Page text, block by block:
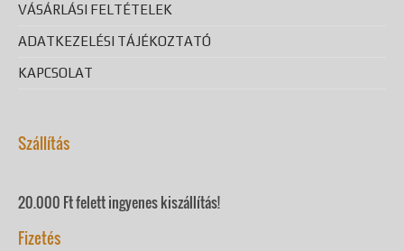
VÁSÁRLÁSI FELTÉTELEK
ADATKEZELÉSI TÁJÉKOZTATÓ
KAPCSOLAT
Szállítás
20.000 Ft felett ingyenes kiszállítás!
Fizetés